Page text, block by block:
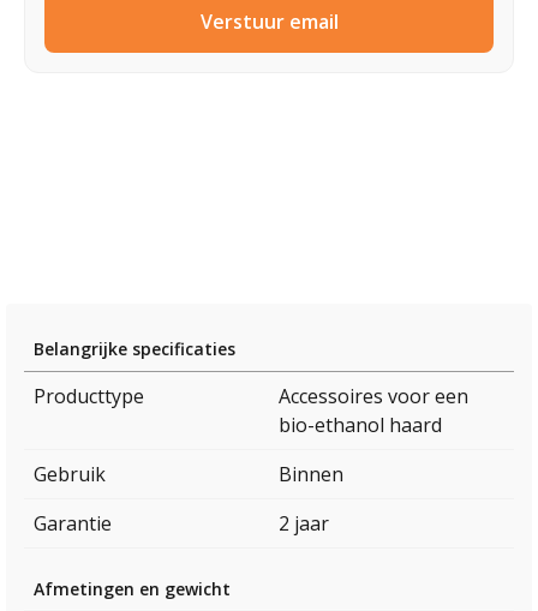
Verstuur email
Belangrijke specificaties
Producttype
Accessoires voor een
bio-ethanol haard
Gebruik
Binnen
Garantie
2 jaar
Afmetingen en gewicht